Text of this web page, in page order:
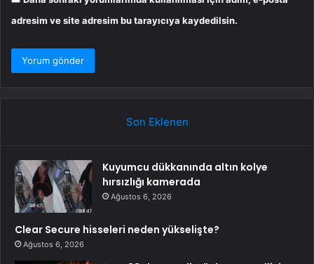
adresim ve site adresim bu tarayıcıya kaydedilsin.
Son Eklenen
Kuyumcu dükkanında altın kolye
hırsızlığı kamerada
Ağustos 6, 2026
Clear Secure hisseleri neden yükselişte?
Ağustos 6, 2026